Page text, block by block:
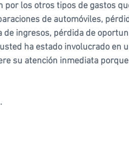
por los otros tipos de gastos
de automóviles,
ingresos, pérdida de
ha estado involucrado en
su atención inmediata